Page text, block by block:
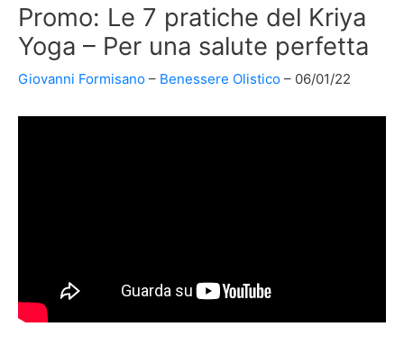
Promo: Le 7 pratiche del Kriya
Yoga – Per una salute perfetta
Giovanni Formisano Benessere Olistico 06/01/22